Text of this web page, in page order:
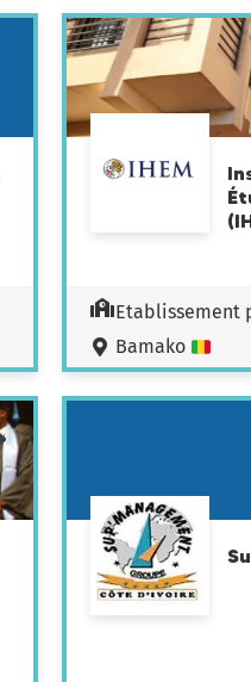
Etablissement
Bamako